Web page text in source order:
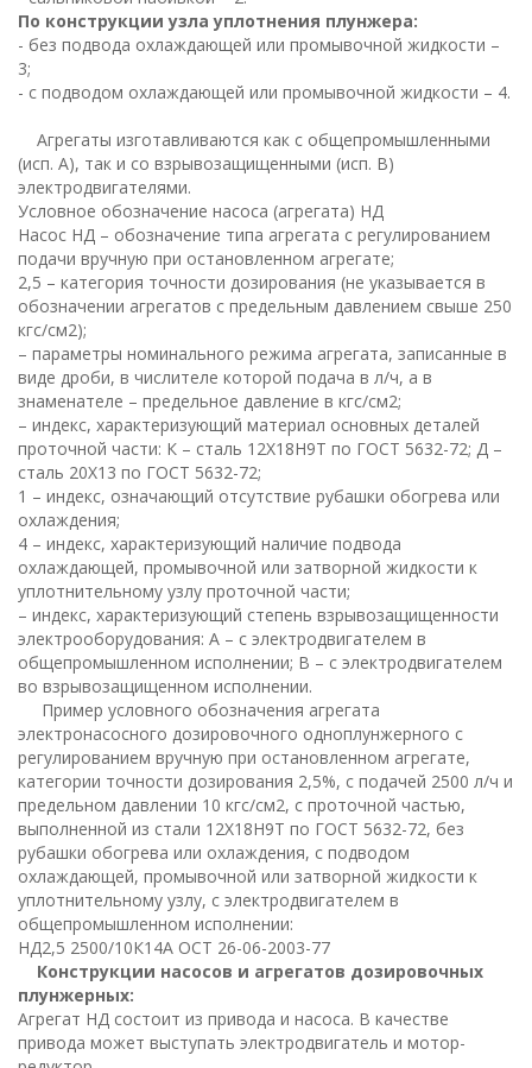
По конструкции узла уплотнения плунжера:
- без подвода охлаждающей или промывочной жидкости –
3;
- с подводом охлаждающей или промывочной жидкости – 4.
Агрегаты изготавливаются как с общепромышленными
(исп. А), так и со взрывозащищенными (исп. В)
электродвигателями.
Условное обозначение насоса (агрегата) НД
Насос НД – обозначение типа агрегата с регулированием
подачи вручную при остановленном агрегате;
2,5 – категория точности дозирования (не указывается в
обозначении агрегатов с предельным давлением свыше 250
кгс/см2);
– параметры номинального режима агрегата, записанные в
виде дроби, в числителе которой подача в л/ч, а в
знаменателе – предельное давление в кгс/см2;
– индекс, характеризующий материал основных деталей
проточной части: К – сталь 12Х18Н9Т по ГОСТ 5632-72; Д –
сталь 20Х13 по ГОСТ 5632-72;
1 – индекс, означающий отсутствие рубашки обогрева или
охлаждения;
4 – индекс, характеризующий наличие подвода
охлаждающей, промывочной или затворной жидкости к
уплотнительному узлу проточной части;
– индекс, характеризующий степень взрывозащищенности
электрооборудования: А – с электродвигателем в
общепромышленном исполнении; В – с электродвигателем
во взрывозащищенном исполнении.
Пример условного обозначения агрегата
электронасосного дозировочного одноплунжерного с
регулированием вручную при остановленном агрегате,
категории точности дозирования 2,5%, с подачей 2500 л/ч и
предельном давлении 10 кгс/см2, с проточной частью,
выполненной из стали 12Х18Н9Т по ГОСТ 5632-72, без
рубашки обогрева или охлаждения, с подводом
охлаждающей, промывочной или затворной жидкости к
уплотнительному узлу, с электродвигателем в
общепромышленном исполнении:
НД2,5 2500/10К14А ОСТ 26-06-2003-77
Конструкции насосов и агрегатов дозировочных
плунжерных:
Агрегат НД состоит из привода и насоса. В качестве
привода может выступать электродвигатель и мотор-